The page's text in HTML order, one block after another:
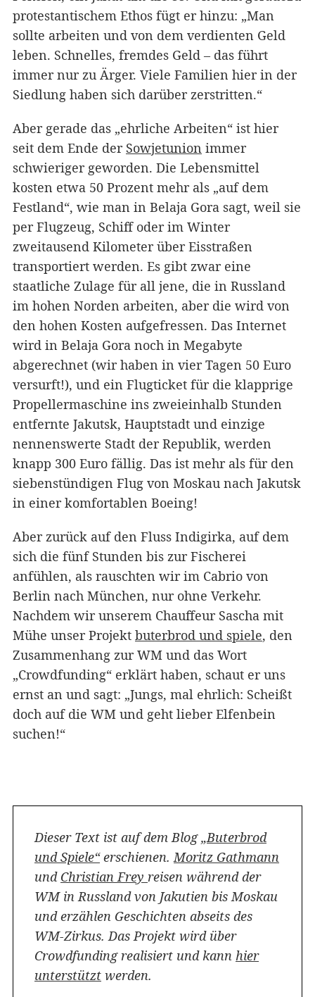
protestantischem Ethos fügt er hinzu: „Man
sollte arbeiten und von dem verdienten Geld
leben. Schnelles, fremdes Geld – das führt
immer nur zu Ärger. Viele Familien hier in der
Siedlung haben sich darüber zerstritten.“
Aber gerade das „ehrliche Arbeiten“ ist hier
seit dem Ende der Sowjetunion immer
schwieriger geworden. Die Lebensmittel
kosten etwa 50 Prozent mehr als „auf dem
Festland“, wie man in Belaja Gora sagt, weil sie
per Flugzeug, Schiff oder im Winter
zweitausend Kilometer über Eisstraßen
transportiert werden. Es gibt zwar eine
staatliche Zulage für all jene, die in Russland
im hohen Norden arbeiten, aber die wird von
den hohen Kosten aufgefressen. Das Internet
wird in Belaja Gora noch in Megabyte
abgerechnet (wir haben in vier Tagen 50 Euro
versurft!), und ein Flugticket für die klapprige
Propellermaschine ins zweieinhalb Stunden
entfernte Jakutsk, Hauptstadt und einzige
nennenswerte Stadt der Republik, werden
knapp 300 Euro fällig. Das ist mehr als für den
siebenstündigen Flug von Moskau nach Jakutsk
in einer komfortablen Boeing!
Aber zurück auf den Fluss Indigirka, auf dem
sich die fünf Stunden bis zur Fischerei
anfühlen, als rauschten wir im Cabrio von
Berlin nach München, nur ohne Verkehr.
Nachdem wir unserem Chauffeur Sascha mit
Mühe unser Projekt buterbrod und spiele, den
Zusammenhang zur WM und das Wort
„Crowdfunding“ erklärt haben, schaut er uns
ernst an und sagt: „Jungs, mal ehrlich: Scheißt
doch auf die WM und geht lieber Elfenbein
suchen!“
Dieser Text ist auf dem Blog„Buterbrod
und Spiele“erschienen.Moritz Gathmann
und Christian Frey reisen während der
WM in Russland von Jakutien bis Moskau
und erzählen Geschichten abseits des
WM-Zirkus. Das Projekt wird über
Crowdfunding realisiert und kann hier
unterstützt werden.